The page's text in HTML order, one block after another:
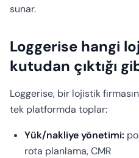
sunar.
Loggerise hangi
kutudan çıktığı
Loggerise, bir lojistik
tek platformda toplar:
Yük/nakliye yönetimi:
rota planlama, CMR